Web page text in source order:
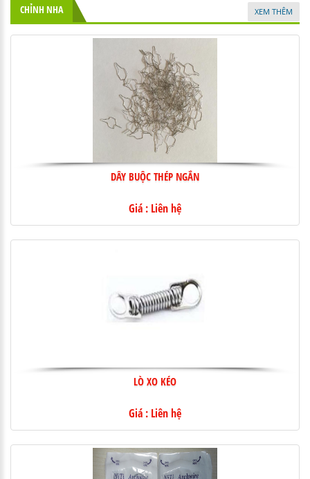
CHỈNH NHA XEM THÊM
DÂY BUỘC THÉP NGẮN
Giá : Liên hệ
LÒ XO KÉO
Giá : Liên hệ